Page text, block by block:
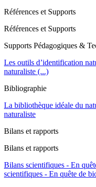
Références et Supports
Références et Supports
Supports Pédagogiques &
Les outils d’identification
naturaliste (...)
Bibliographie
La bibliothèque idéale du
naturaliste
Bilans et rapports
Bilans et rapports
Bilans scientifiques - En
scientifiques - En quête de